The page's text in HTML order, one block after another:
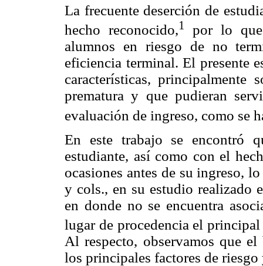
La frecuente deserción de
hecho reconocido,1
por lo
alumnos en riesgo de no
eficiencia terminal. El presente
características, principalmente
prematura y que pudieran
evaluación de ingreso, como se
En este trabajo se encontró
estudiante, así como con el
ocasiones antes de su ingreso,
y cols., en su estudio realizado
en donde no se encuentra
lugar de procedencia el
Al respecto, observamos que
los principales factores de